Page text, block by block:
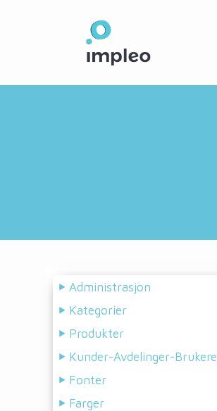
Administrasjon
Kategorier
Produkter
Kunder-Avdelinger-Brukere
Fonter
Farger